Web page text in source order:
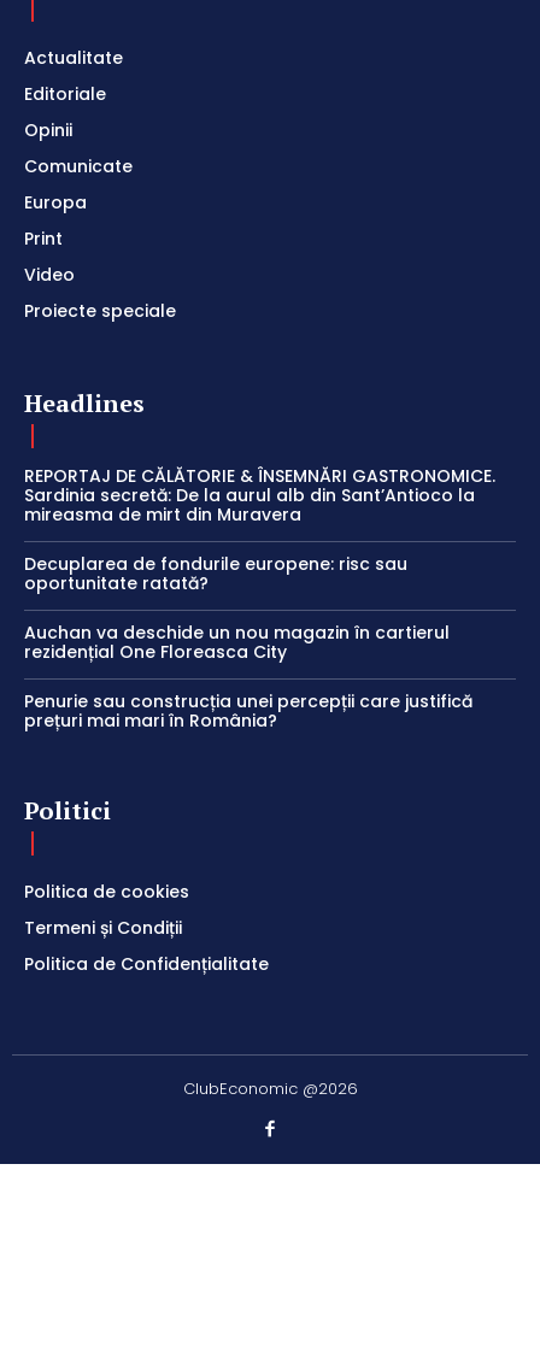
Actualitate
Editoriale
Opinii
Comunicate
Europa
Print
Video
Proiecte speciale
Headlines
REPORTAJ DE CĂLĂTORIE & ÎNSEMNĂRI GASTRONOMICE.
Sardinia secretă: De la aurul alb din Sant’Antioco la
mireasma de mirt din Muravera
Decuplarea de fondurile europene: risc sau
oportunitate ratată?
Auchan va deschide un nou magazin în cartierul
rezidențial One Floreasca City
Penurie sau construcția unei percepții care justifică
prețuri mai mari în România?
Politici
Politica de cookies
Termeni și Condiții
Politica de Confidențialitate
ClubEconomic @2026